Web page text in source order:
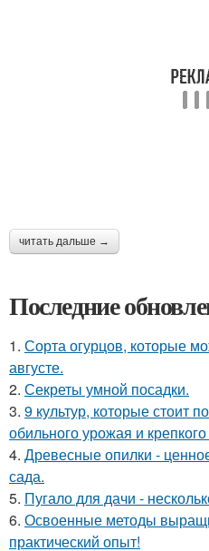
читать дальше →
Последние
1. Сорта огурцов, которые
августе.
2. Секреты умной посадки.
3. 9 культур, которые стоит
обильного урожая и
4. Древесные опилки -
сада.
5. Пугало для дачи -
6. Освоенные методы
практический опыт!